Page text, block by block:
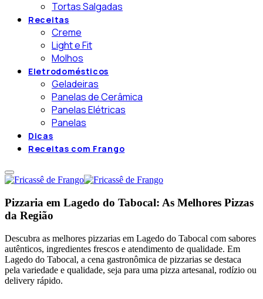
Tortas Salgadas
Receitas
Creme
Light e Fit
Molhos
Eletrodomésticos
Geladeiras
Panelas de Cerâmica
Panelas Elétricas
Panelas
Dicas
Receitas com Frango
Pizzaria em Lagedo do Tabocal: As Melhores Pizzas
da Região
Descubra as melhores pizzarias em Lagedo do Tabocal com sabores
autênticos, ingredientes frescos e atendimento de qualidade. Em
Lagedo do Tabocal, a cena gastronômica de pizzarias se destaca
pela variedade e qualidade, seja para uma pizza artesanal, rodízio ou
delivery rápido.